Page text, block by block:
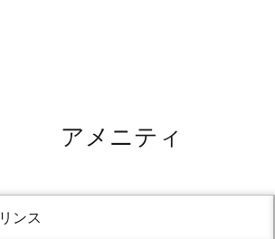
アメニティ
リンス